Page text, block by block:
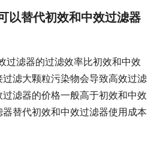
以替代初效和中效过滤器
过滤器的过滤效率比初效和中效
滤大颗粒污染物会导致高效过滤
滤器的价格一般高于初效和中效
替代初效和中效过滤器使用成本